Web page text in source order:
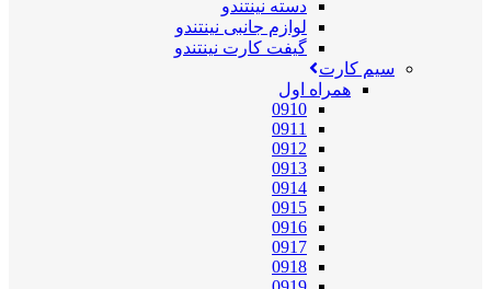
دسته نینتندو
لوازم جانبی نینتندو
گیفت کارت نینتندو
سیم کارت
همراه اول
0910
0911
0912
0913
0914
0915
0916
0917
0918